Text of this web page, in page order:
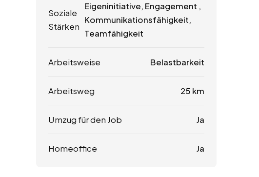
Soziale
Stärken
Eigeninitiative, Engagement ,
Kommunikationsfähigkeit,
Teamfähigkeit
Arbeitsweise Belastbarkeit
Arbeitsweg 25 km
Umzug für den Job Ja
Homeoffice Ja